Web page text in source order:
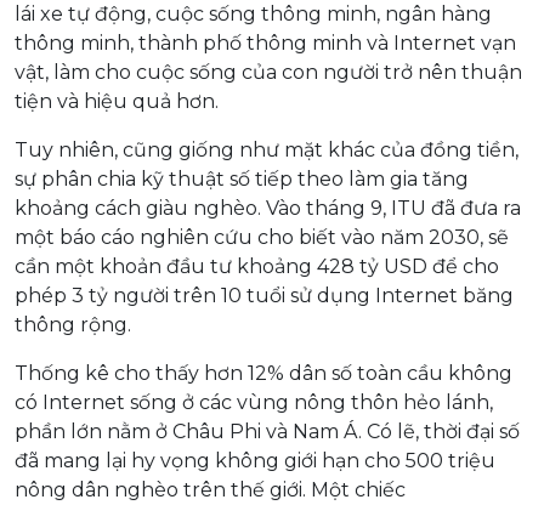
lái xe tự động, cuộc sống thông minh, ngân hàng
thông minh, thành phố thông minh và Internet vạn
vật, làm cho cuộc sống của con người trở nên thuận
tiện và hiệu quả hơn.
Tuy nhiên, cũng giống như mặt khác của đồng tiền,
sự phân chia kỹ thuật số tiếp theo làm gia tăng
khoảng cách giàu nghèo. Vào tháng 9, ITU đã đưa ra
một báo cáo nghiên cứu cho biết vào năm 2030, sẽ
cần một khoản đầu tư khoảng 428 tỷ USD để cho
phép 3 tỷ người trên 10 tuổi sử dụng Internet băng
thông rộng.
Thống kê cho thấy hơn 12% dân số toàn cầu không
có Internet sống ở các vùng nông thôn hẻo lánh,
phần lớn nằm ở Châu Phi và Nam Á. Có lẽ, thời đại số
đã mang lại hy vọng không giới hạn cho 500 triệu
nông dân nghèo trên thế giới. Một chiếc